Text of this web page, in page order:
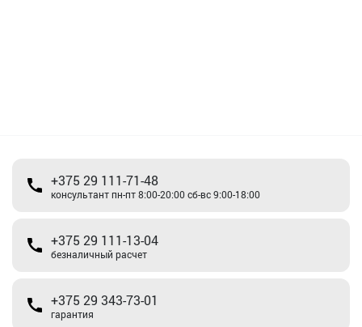
+375 29 111-71-48
консультант пн-пт 8:00-20:00 сб-вс 9:00-18:00
+375 29 111-13-04
безналичный расчет
+375 29 343-73-01
гарантия